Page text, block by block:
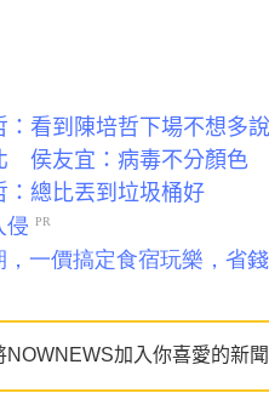
看到陳培哲下場不想多說
侯友宜：病毒不分顏色
總比丟到垃圾桶好
NOWNEWS加入你喜愛的新